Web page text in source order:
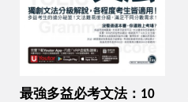
最強多益必考文法：10